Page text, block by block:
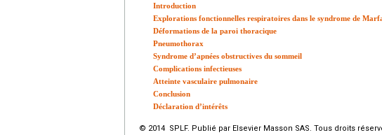
Introduction
Explorations fonctionnelles respiratoires dans le syndrome de
Déformations de la paroi thoracique
Pneumothorax
Syndrome d’apnées obstructives du sommeil
Complications infectieuses
Atteinte vasculaire pulmonaire
Conclusion
Déclaration d’intérêts
© 2014 SPLF. Publié par Elsevier Masson SAS. Tous droits